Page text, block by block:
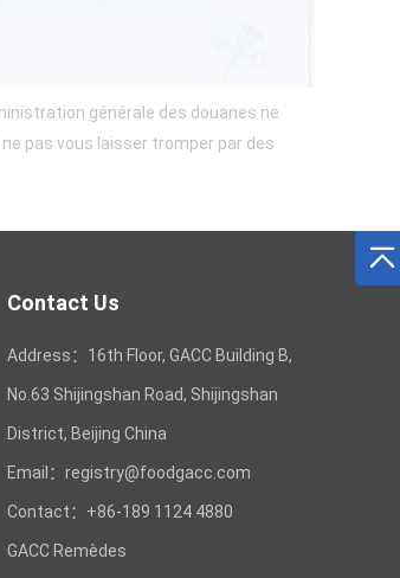
générale des douanes ne
pas vous laisser tromper par des
Contact Us
Address：16th Floor, GACC Building B,
No.63 Shijingshan Road, Shijingshan
District, Beijing China
Email：registry@foodgacc.com
Contact：+86-189 1124 4880
GACC Remèdes